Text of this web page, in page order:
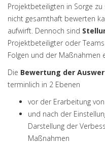
Projektbeteiligten in Sorge
nicht gesamthaft bewerten
aufwirft. Dennoch sind
Projektbeteiligter oder
Folgen und der Maßnahmen
Die Bewertung der
terminlich in 2 Ebenen
vor der Erarbeitung
und nach der
Darstellung der
Maßnahmen